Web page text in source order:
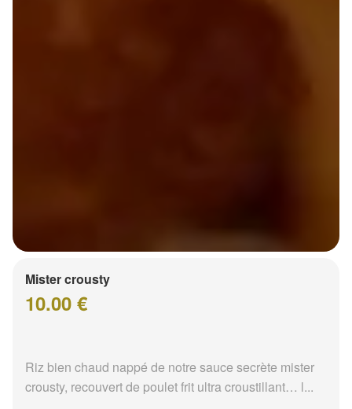
Mister crousty
10.00 €
Riz bien chaud nappé de notre sauce secrète mister
crousty, recouvert de poulet frit ultra croustillant… l...